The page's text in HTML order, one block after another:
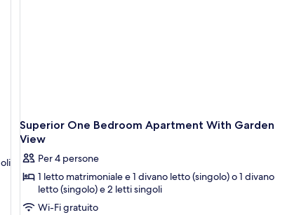
Superior One Bedroom Apartment With Garden
View
Per 4 persone
1 letto matrimoniale e 1 divano letto (singolo) o 1 divano
letto (singolo) e 2 letti singoli
Wi-Fi gratuito